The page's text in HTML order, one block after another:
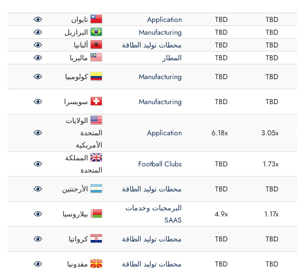
TBD
TBD
Application
تايوان
TBD
TBD
Manufacturing
البرازيل
TBD
TBD محطات توليد الطاقة
ألبانيا
TBD
TBD المطار
ماليزيا
TBD
TBD
Manufacturing كولومبيا
TBD
TBD
Manufacturing سويسرا
3.05x
6.18x
Application
الولايات
المتحدة
الأمريكية
1.73x
TBD
Football Clubs
المملكة
المتحدة
TBD
TBD محطات توليد الطاقة الأرجنتين
1.17x
4.9x
البرمجيات وخدمات
SAAS
بيلاروسيا
TBD
TBD محطات توليد الطاقة كرواتيا
TBD
TBD محطات توليد الطاقة مقدونيا